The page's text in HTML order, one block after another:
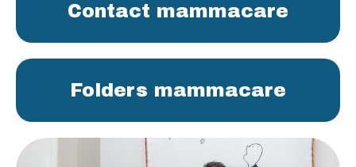
Contact mammacare
Folders mammacare